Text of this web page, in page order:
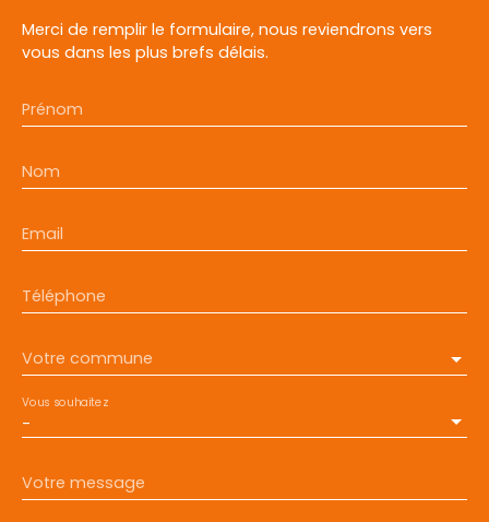
Merci de remplir le formulaire, nous reviendrons vers
vous dans les plus brefs délais.
Prénom
Nom
Email
Téléphone
Votre commune
-
Vous souhaitez
Votre message